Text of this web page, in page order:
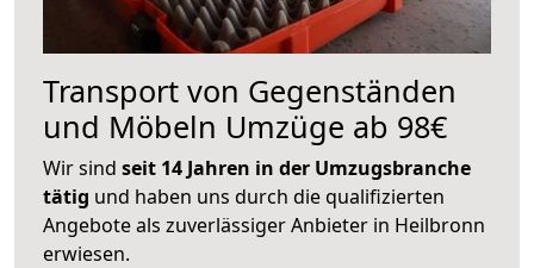
Transport von Gegenständen
und Möbeln Umzüge ab 98€
Wir sind seit 14 Jahren in der Umzugsbranche
tätig und haben uns durch die qualifizierten
Angebote als zuverlässiger Anbieter in Heilbronn
erwiesen.